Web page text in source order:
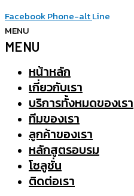
FacebookPhone-altLine
MENU
MENU
หน้าหลัก
เกี่ยวกับเรา
บริการทั้งหมดของเรา
ทีมของเรา
ลูกค้าของเรา
หลักสูตรอบรม
โซลูชั่น
ติดต่อเรา